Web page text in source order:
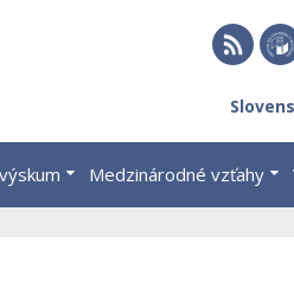
Medzinárodné vzťahy